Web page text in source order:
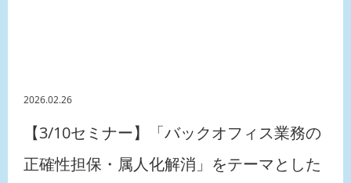
2026.02.26
【3/10セミナー】「バックオフィス業務の
正確性担保・属人化解消」をテーマとした